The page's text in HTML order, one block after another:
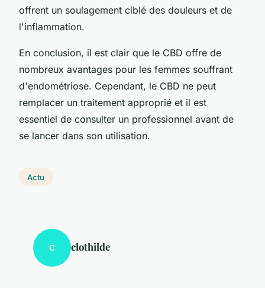
offrent un soulagement ciblé des douleurs et de
l'inflammation.
En conclusion, il est clair que le CBD offre de
nombreux avantages pour les femmes souffrant
d'endométriose. Cependant, le CBD ne peut
remplacer un traitement approprié et il est
essentiel de consulter un professionnel avant de
se lancer dans son utilisation.
Actu
C clothilde